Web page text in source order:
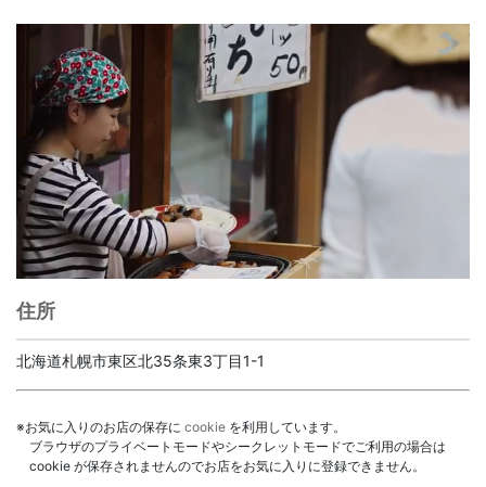
住所
北海道札幌市東区北35条東3丁目1-1
※お気に入りのお店の保存に cookie を利用しています。
ブラウザのプライベートモードやシークレットモードでご利用の場合は
cookie が保存されませんのでお店をお気に入りに登録できません。